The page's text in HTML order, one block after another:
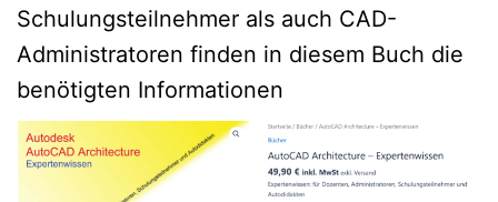
Schulungsteilnehmer als auch CAD-
Administratoren finden in diesem Buch die
benötigten Informationen